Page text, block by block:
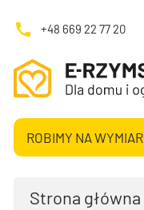
+48 669 22 77 20
ROBIMY NA WYMIAR
Strona główna